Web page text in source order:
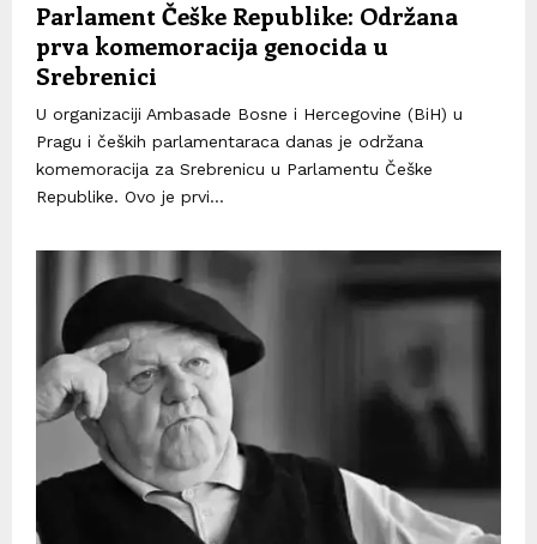
Parlament Češke Republike: Održana
prva komemoracija genocida u
Srebrenici
U organizaciji Ambasade Bosne i Hercegovine (BiH) u
Pragu i čeških parlamentaraca danas je održana
komemoracija za Srebrenicu u Parlamentu Češke
Republike. Ovo je prvi...